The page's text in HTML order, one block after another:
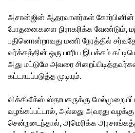
அசான்ஜின் ஆதரவாளர்கள் கோர்பினின்
போதனைகளை நிராகரிக்க வேண்டும்,
பதினொன்றாவது மணி நேரத்தில்
வர்க்கத்தின் ஒரு பாரிய இயக்கம்
அது மட்டுமே அவரை
கட்டாயப்படுத்த முடியும்.
விக்கிலீக்ஸ் ஸ்தாபகருக்கு
வழங்கப்பட்டால், அல்லது அவரது
சென்றடைந்தால், அமெரிக்க